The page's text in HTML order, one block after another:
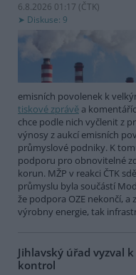
6.8.2026 01:17 (ČTK)
Diskuse: 9
emisních povolenek k
tiskové zprávě a
chce podle nich vyčlenit z
výnosy z aukcí emisních
průmyslové podniky. K
podporu pro obnovitelné
korun. MŽP v reakci ČTK
průmyslu byla součástí
že podpora OZE nekončí,
výrobny energie, tak
Jihlavský úřad vyzval
kontrol